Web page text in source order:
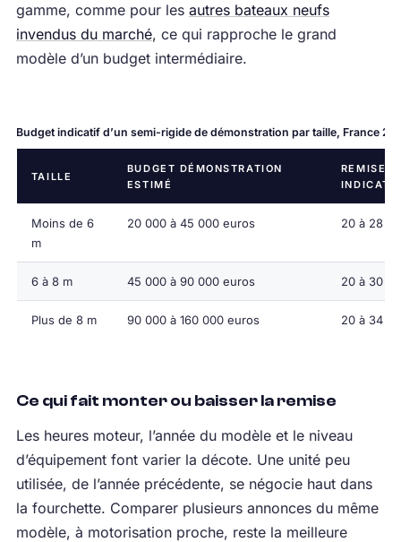
gamme, comme pour les autres bateaux neufs
invendus du marché, ce qui rapproche le grand
modèle d’un budget intermédiaire.
Budget indicatif d’un semi-rigide de démonstration par taille, France
TAILLE
BUDGET DÉMONSTRATION
ESTIMÉ
REMISE
Moins de 6
m
20 000 à 45 000 euros 20 à 28 %
6 à 8 m 45 000 à 90 000 euros 20 à 30 %
Plus de 8 m 90 000 à 160 000 euros 20 à 34 %
Ce qui fait monter ou baisser la remise
Les heures moteur, l’année du modèle et le niveau
d’équipement font varier la décote. Une unité peu
utilisée, de l’année précédente, se négocie haut dans
la fourchette. Comparer plusieurs annonces du même
modèle, à motorisation proche, reste la meilleure